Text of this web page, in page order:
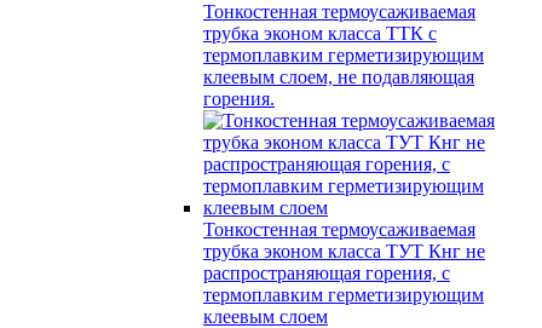
Тонкостенная термоусаживаемая
трубка эконом класса ТТК с
термоплавким герметизирующим
клеевым слоем, не подавляющая
горения.
Тонкостенная термоусаживаемая
трубка эконом класса ТУТ Кнг не
распространяющая горения, с
термоплавким герметизирующим
клеевым слоем